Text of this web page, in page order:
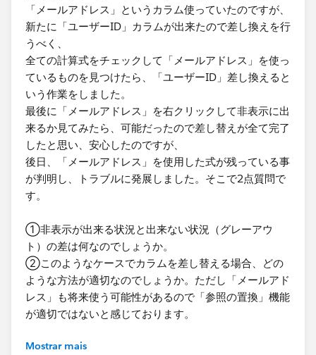
「メールアドレス」というカラム使っていたのですが、
新たに「ユーザーID」カラムが出来たので差し換えを行
うべく、
全ての計算式をチェックして​「メールアドレス」を使っ
ているものを見つけたら、​「ユーザーID」差し換える​と
いう作業をしました。
最後に​「メールアドレス」を右クリックして非表示に出
来るか見てみたら、可能だったので差し替えが全て完了
したと思い、安心したのですが、
後日、​「メールアドレス」を使用した式が残っている事
が判明し、トラブルに発展しました。そこで2点質問で
す。
①非表示が出来る状況と出来ない状況（グレーアウ
ト）の差は何なのでしょうか。
②このようなケースでカラムを差し替える​場合、どの
ような方法が適切なのでしょうか。ただし「メールアド
レス」も将来使う可能性があるので「参照の置換」機能
が適切ではないと感じております。
以上、何卒宜しくお願いします。​
Mostrar mais